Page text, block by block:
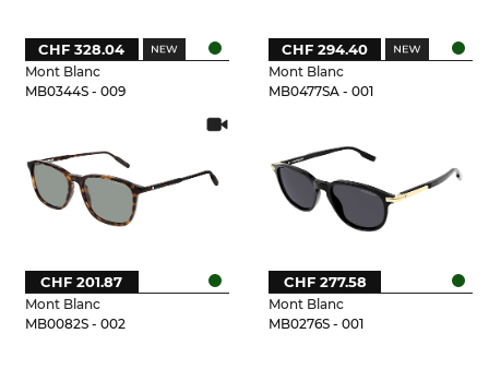
Mont Blanc
MB0344S - 009
CHF 328.04
Mont Blanc
MB0477SA - 001
CHF 294.40
Mont Blanc
MB0082S - 002
CHF 201.87
Mont Blanc
MB0276S - 001
CHF 277.58